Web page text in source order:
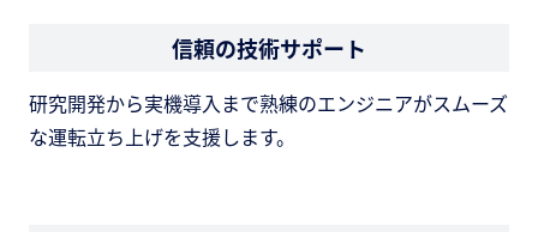
信頼の技術サポート
研究開発から実機導入まで熟練のエンジニアがスムーズ
な運転立ち上げを支援します。